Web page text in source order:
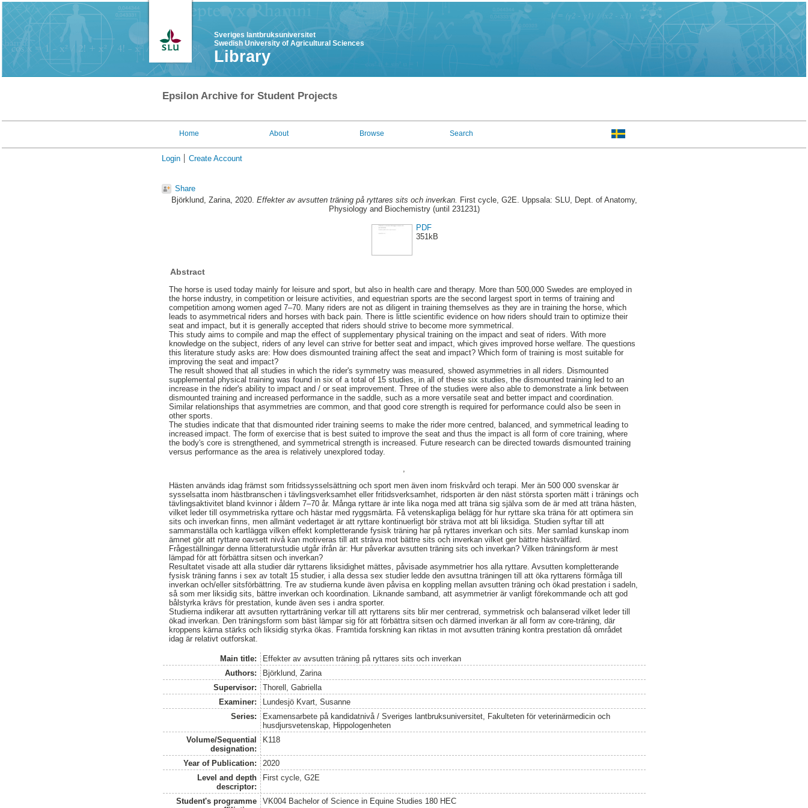
Sveriges lantbruksuniversitet
Swedish University of Agricultural Sciences
Library
Epsilon Archive for Student Projects
Home About Browse Search
Login Create Account
Share
Björklund, Zarina, 2020. Effekter av avsutten träning på ryttares sits och inverkan. First cycle, G2E. Uppsala: SLU, Dept. of Anatomy,
Physiology and Biochemistry (until 231231)
PDF
351kB
Abstract
The horse is used today mainly for leisure and sport, but also in health care and therapy. More than 500,000 Swedes are employed in
the horse industry, in competition or leisure activities, and equestrian sports are the second largest sport in terms of training and
competition among women aged 7–70. Many riders are not as diligent in training themselves as they are in training the horse, which
leads to asymmetrical riders and horses with back pain. There is little scientific evidence on how riders should train to optimize their
seat and impact, but it is generally accepted that riders should strive to become more symmetrical.
This study aims to compile and map the effect of supplementary physical training on the impact and seat of riders. With more
knowledge on the subject, riders of any level can strive for better seat and impact, which gives improved horse welfare. The questions
this literature study asks are: How does dismounted training affect the seat and impact? Which form of training is most suitable for
improving the seat and impact?
The result showed that all studies in which the rider's symmetry was measured, showed asymmetries in all riders. Dismounted
supplemental physical training was found in six of a total of 15 studies, in all of these six studies, the dismounted training led to an
increase in the rider's ability to impact and / or seat improvement. Three of the studies were also able to demonstrate a link between
dismounted training and increased performance in the saddle, such as a more versatile seat and better impact and coordination.
Similar relationships that asymmetries are common, and that good core strength is required for performance could also be seen in
other sports.
The studies indicate that that dismounted rider training seems to make the rider more centred, balanced, and symmetrical leading to
increased impact. The form of exercise that is best suited to improve the seat and thus the impact is all form of core training, where
the body's core is strengthened, and symmetrical strength is increased. Future research can be directed towards dismounted training
versus performance as the area is relatively unexplored today.
Hästen används idag främst som fritidssysselsättning och sport men även inom friskvård och terapi. Mer än 500 000 svenskar är
sysselsatta inom hästbranschen i tävlingsverksamhet eller fritidsverksamhet, ridsporten är den näst största sporten mätt i tränings och
tävlingsaktivitet bland kvinnor i åldern 7–70 år. Många ryttare är inte lika noga med att träna sig själva som de är med att träna hästen,
vilket leder till osymmetriska ryttare och hästar med ryggsmärta. Få vetenskapliga belägg för hur ryttare ska träna för att optimera sin
sits och inverkan finns, men allmänt vedertaget är att ryttare kontinuerligt bör sträva mot att bli liksidiga. Studien syftar till att
sammanställa och kartlägga vilken effekt kompletterande fysisk träning har på ryttares inverkan och sits. Mer samlad kunskap inom
ämnet gör att ryttare oavsett nivå kan motiveras till att sträva mot bättre sits och inverkan vilket ger bättre hästvälfärd.
Frågeställningar denna litteraturstudie utgår ifrån är: Hur påverkar avsutten träning sits och inverkan? Vilken träningsform är mest
lämpad för att förbättra sitsen och inverkan?
Resultatet visade att alla studier där ryttarens liksidighet mättes, påvisade asymmetrier hos alla ryttare. Avsutten kompletterande
fysisk träning fanns i sex av totalt 15 studier, i alla dessa sex studier ledde den avsuttna träningen till att öka ryttarens förmåga till
inverkan och/eller sitsförbättring. Tre av studierna kunde även påvisa en koppling mellan avsutten träning och ökad prestation i sadeln,
så som mer liksidig sits, bättre inverkan och koordination. Liknande samband, att asymmetrier är vanligt förekommande och att god
bålstyrka krävs för prestation, kunde även ses i andra sporter.
Studierna indikerar att avsutten ryttarträning verkar till att ryttarens sits blir mer centrerad, symmetrisk och balanserad vilket leder till
ökad inverkan. Den träningsform som bäst lämpar sig för att förbättra sitsen och därmed inverkan är all form av core-träning, där
kroppens kärna stärks och liksidig styrka ökas. Framtida forskning kan riktas in mot avsutten träning kontra prestation då området
idag är relativt outforskat.
Main title:
Effekter av avsutten träning på ryttares sits och inverkan
Authors:
Björklund, Zarina
Supervisor:
Thorell, Gabriella
Examiner:
Lundesjö Kvart, Susanne
Series:
Examensarbete på kandidatnivå / Sveriges lantbruksuniversitet, Fakulteten för veterinärmedicin och
husdjursvetenskap, Hippologenheten
Volume/Sequential
designation:
K118
Year of Publication:
2020
Level and depth
descriptor:
First cycle, G2E
Student's programme
VK004 Bachelor of Science in Equine Studies 180 HEC